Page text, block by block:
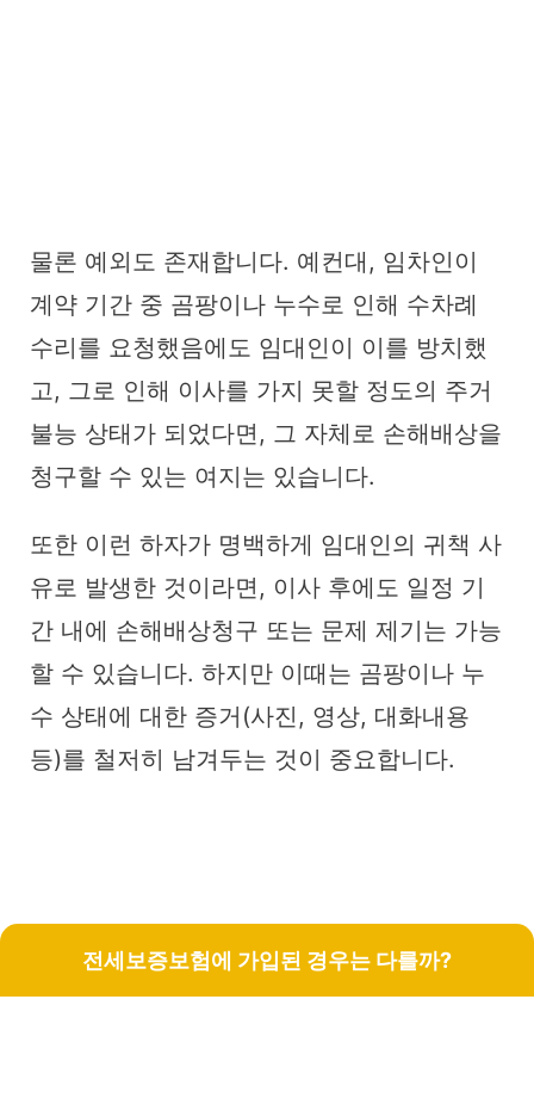
물론 예외도 존재합니다. 예컨대, 임차인이
계약 기간 중 곰팡이나 누수로 인해 수차례
수리를 요청했음에도 임대인이 이를 방치했
고, 그로 인해 이사를 가지 못할 정도의 주거
불능 상태가 되었다면, 그 자체로 손해배상을
청구할 수 있는 여지는 있습니다.
또한 이런 하자가 명백하게 임대인의 귀책 사
유로 발생한 것이라면, 이사 후에도 일정 기
간 내에 손해배상청구 또는 문제 제기는 가능
할 수 있습니다. 하지만 이때는 곰팡이나 누
수 상태에 대한 증거(사진, 영상, 대화내용
등)를 철저히 남겨두는 것이 중요합니다.
전세보증보험에 가입된 경우는 다를까?